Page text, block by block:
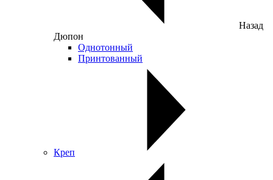
Назад
Дюпон
Однотонный
Принтованный
Креп